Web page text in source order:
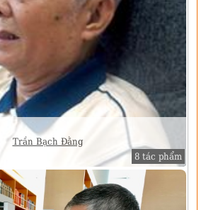
Trần Bạch Đằng
8 tác phẩm